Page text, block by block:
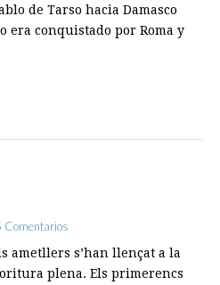
de Tarso hacia Damasco
era conquistado por Roma y
Comentarios
ametllers s’han llençat a la
plena. Els primerencs